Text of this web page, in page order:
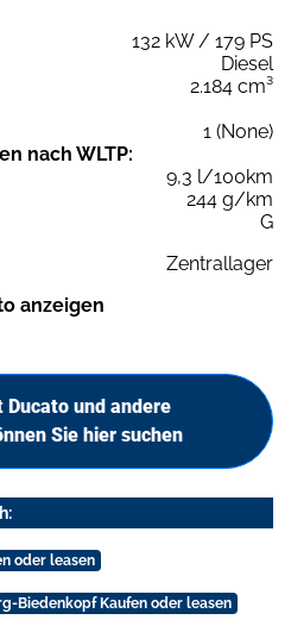
132 kW / 179 PS
Diesel
2.184 cm³
1 (None)
nach WLTP:
9,3 l/100km
244 g/km
G
Zentrallager
anzeigen
Ducato und andere
Sie hier suchen
oder leasen
Biedenkopf Kaufen oder leasen